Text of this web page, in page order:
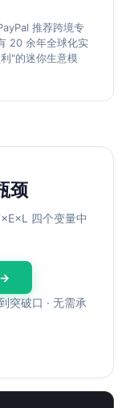
推荐跨境专
20 余年全球化实
"的迷你生意模
颈
四个变量中
→
突破口 · 无需承